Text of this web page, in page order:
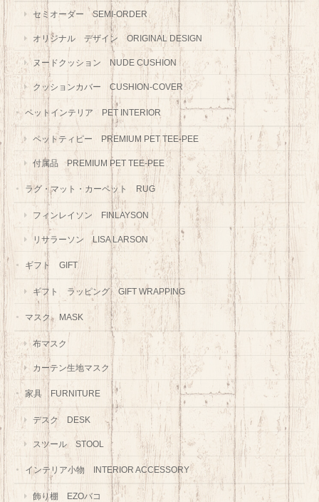
セミオーダー SEMI-ORDER
オリジナル デザイン ORIGINAL DESIGN
ヌードクッション NUDE CUSHION
クッションカバー CUSHION-COVER
ペットインテリア PET INTERIOR
ペットティピー PREMIUM PET TEE-PEE
付属品 PREMIUM PET TEE-PEE
ラグ・マット・カーペット RUG
フィンレイソン FINLAYSON
リサラーソン LISA LARSON
ギフト GIFT
ギフト ラッピング GIFT WRAPPING
マスク MASK
布マスク
カーテン生地マスク
家具 FURNITURE
デスク DESK
スツール STOOL
インテリア小物 INTERIOR ACCESSORY
飾り棚 EZOバコ